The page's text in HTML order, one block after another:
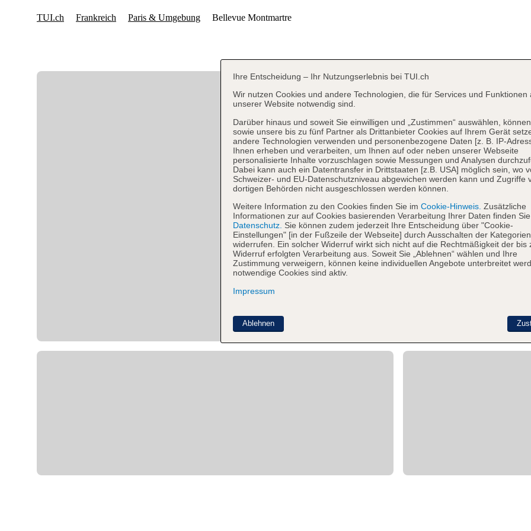
Ihre Entscheidung – Ihr Nutzungserlebnis bei TUI.ch
Wir nutzen Cookies und andere Technologien, die für Services und Funktionen
unserer Website notwendig sind.
Darüber hinaus und soweit Sie einwilligen und „Zustimmen“ auswählen,
sowie unsere bis zu fünf Partner als Drittanbieter Cookies auf Ihrem Gerät
andere Technologien verwenden und personenbezogene Daten [z. B. IP-
Ihnen erheben und verarbeiten, um Ihnen auf oder neben unserer Webseite
personalisierte Inhalte vorzuschlagen sowie Messungen und Analysen
Dabei kann auch ein Datentransfer in Drittstaaten [z.B. USA] möglich sein, wo
Schweizer- und EU-Datenschutzniveau abgewichen werden kann und Zugriffe
dortigen Behörden nicht ausgeschlossen werden können.
Weitere Information zu den Cookies finden Sie im Cookie-Hinweis. Zusätzliche
Informationen zur auf Cookies basierenden Verarbeitung Ihrer Daten finden
Datenschutz. Sie können zudem jederzeit Ihre Entscheidung über "Cookie-
Einstellungen" [in der Fußzeile der Webseite] durch Ausschalten der Kategorien
widerrufen. Ein solcher Widerruf wirkt sich nicht auf die Rechtmäßigkeit der bis
Widerruf erfolgten Verarbeitung aus. Soweit Sie „Ablehnen“ wählen und Ihre
Zustimmung verweigern, können keine individuellen Angebote unterbreitet
notwendige Cookies sind aktiv.
Impressum
Ablehnen